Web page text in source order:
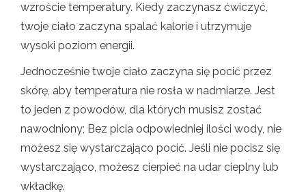
wzroście temperatury. Kiedy zaczynasz ćwiczyć,
twoje ciało zaczyna spalać kalorie i utrzymuje
wysoki poziom energii.
Jednocześnie twoje ciało zaczyna się pocić przez
skórę, aby temperatura nie rosła w nadmiarze. Jest
to jeden z powodów, dla których musisz zostać
nawodniony; Bez picia odpowiedniej ilości wody, nie
możesz się wystarczająco pocić. Jeśli nie pocisz się
wystarczająco, możesz cierpieć na udar cieplny lub
wkładkę.